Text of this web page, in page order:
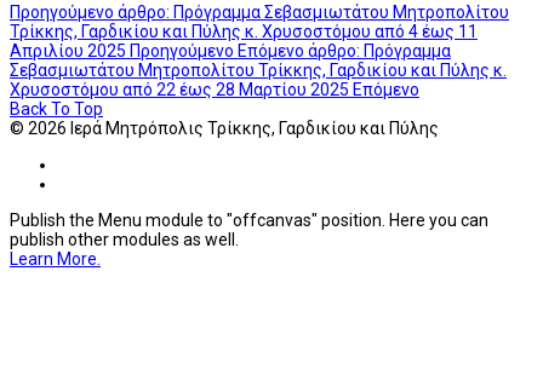
Προηγούμενο άρθρο: Πρόγραμμα Σεβασμιωτάτου Μητροπολίτου
Τρίκκης, Γαρδικίου και Πύλης κ. Χρυσοστόμου από 4 έως 11
Απριλίου 2025 Προηγούμενο Επόμενο άρθρο: Πρόγραμμα
Σεβασμιωτάτου Μητροπολίτου Τρίκκης, Γαρδικίου και Πύλης κ.
Χρυσοστόμου από 22 έως 28 Μαρτίου 2025 Επόμενο
Back To Top
© 2026 Ιερά Μητρόπολις Τρίκκης, Γαρδικίου και Πύλης
Publish the Menu module to "offcanvas" position. Here you can
publish other modules as well.
Learn More.